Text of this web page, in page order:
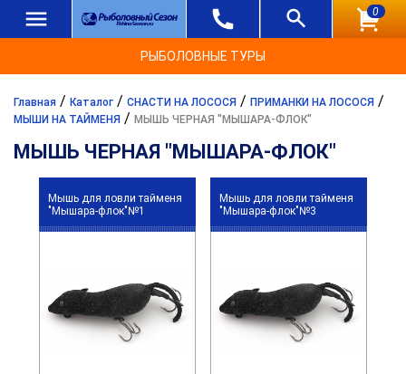
0
РЫБОЛОВНЫЕ ТУРЫ
Главная / Каталог / СНАСТИ НА ЛОСОСЯ / ПРИМАНКИ НА ЛОСОСЯ /
МЫШИ НА ТАЙМЕНЯ / МЫШЬ ЧЕРНАЯ "МЫШАРА-ФЛОК"
МЫШЬ ЧЕРНАЯ "МЫШАРА-ФЛОК"
Мышь для ловли тайменя
"Мышара-флок"№1
Мышь для ловли тайменя
"Мышара-флок"№3